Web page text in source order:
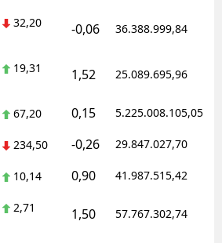
32,20 -0,06 36.388.999,84
19,31 1,52 25.089.695,96
67,20 0,15 5.225.008.105,05
234,50 -0,26 29.847.027,70
10,14 0,90 41.987.515,42
2,71 1,50 57.767.302,74